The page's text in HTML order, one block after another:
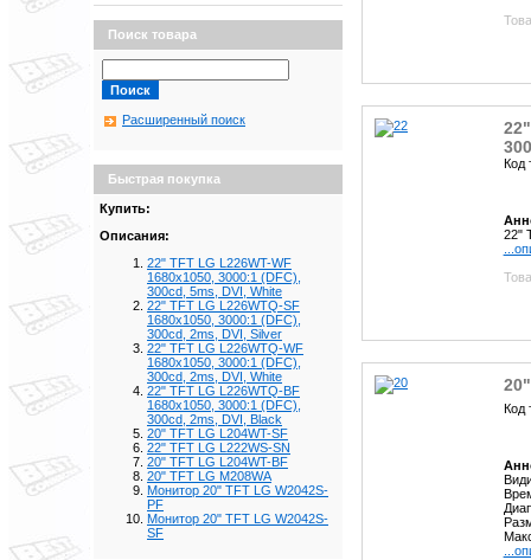
Поиск товара
Расширенный поиск
Быстрая покупка
Купить:
Описания:
22" TFT LG L226WT-WF
1680x1050, 3000:1 (DFC),
300cd, 5ms, DVI, White
22" TFT LG L226WTQ-SF
1680x1050, 3000:1 (DFC),
300cd, 2ms, DVI, Silver
22" TFT LG L226WTQ-WF
1680x1050, 3000:1 (DFC),
300cd, 2ms, DVI, White
22" TFT LG L226WTQ-BF
1680x1050, 3000:1 (DFC),
300cd, 2ms, DVI, Black
20" TFT LG L204WT-SF
22" TFT LG L222WS-SN
20" TFT LG L204WT-BF
20" TFT LG M208WA
Монитор 20" TFT LG W2042S-
PF
Монитор 20" TFT LG W2042S-
SF
Код
22"
Код